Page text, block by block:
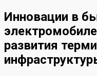
Инновации в
развития